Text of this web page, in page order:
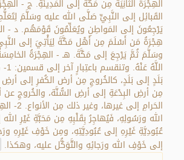
الهِجْرَةُ الثَّانِيَةُ مِن مَكَّةَ إلى المَدِينَةِ. ج -
القَبائِل إلى النَّبِيِّ صَلَّى الله عليه وسَلَّمَ
يَرْجِعُونَ إلى المَواطِنِ ويُعَلِّمُونَ قَوْمَهُم. د -
هِجْرَةُ مَن أَسْلَمَ مِن أَهْل مَكَّةَ لِيَأْتِيَ إلى
وسَلَّمَ ثُمَّ يَرْجِعَ إلى مَكَّةَ. هـ - الهِجْرَةُ
بَلَدٍ إلى بَلَدٍ، كالخُروجِ مِن أرض الكُفرِ إلى أرضِ
مِن أرضِ البِدْعَةِ إلى أرضِ السُّنَّة، والخُروجِ
الحَرامِ إلى
الله ورَسُولِهِ، فَيُهاجِرُ بِقَلْبِهِ مِن مَحَبَّةِ غَيْرِ
عُبُودِيَّةِ غَيْرِهِ إلى عُبُودِيَّتِهِ، ومِن خَوْفِ غَيْرِهِ
إلى خَوْفِ الله ورَجائِهِ والتَّوَكُّل عليه، وهكذا.